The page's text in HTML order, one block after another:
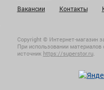
Вакансии
Контакты
Copyright © Интернет-магазин
При использовании
источник https://superstor.ru.